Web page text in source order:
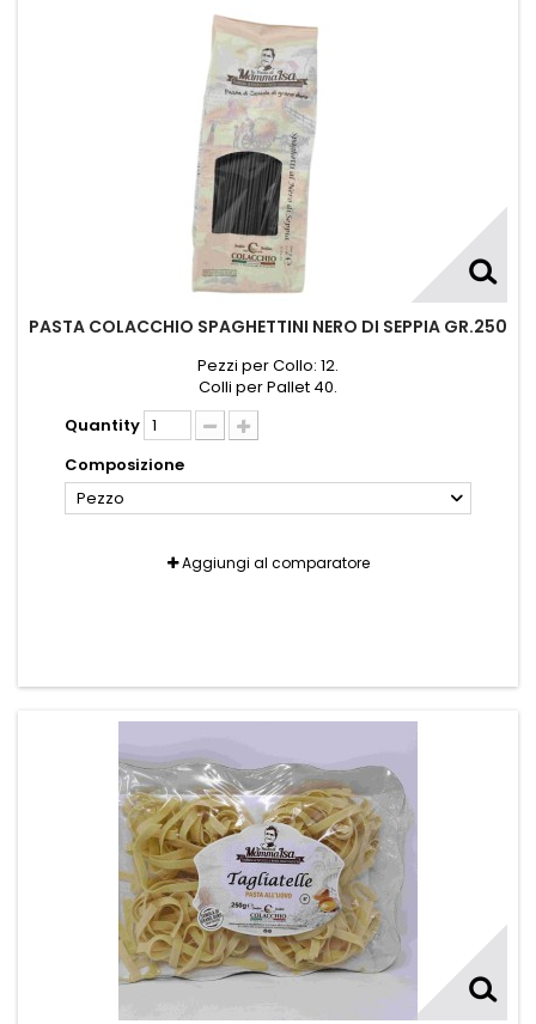
PASTA COLACCHIO SPAGHETTINI NERO DI SEPPIA GR.250
Pezzi per Collo: 12.
Colli per Pallet 40.
Quantity
Composizione
Pezzo
Aggiungi al comparatore